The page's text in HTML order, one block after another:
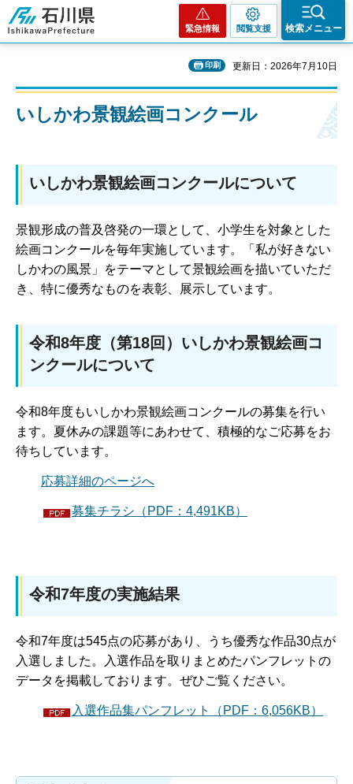
石川県
緊急情報 閲覧支援 検索メニュー
印刷 更新日：2026年7月10日
いしかわ景観絵画コンクール
いしかわ景観絵画コンクールについて
景観形成の普及啓発の一環として、小学生を対象とした
絵画コンクールを毎年実施しています。「私が好きない
しかわの風景」をテーマとして景観絵画を描いていただ
き、特に優秀なものを表彰、展示しています。
令和8年度（第18回）いしかわ景観絵画コ
ンクールについて
令和8年度もいしかわ景観絵画コンクールの募集を行い
ます。夏休みの課題等にあわせて、積極的なご応募をお
待ちしています。
応募詳細のページへ
募集チラシ（PDF：4,491KB）
令和7年度の実施結果
令和7年度は545点の応募があり、うち優秀な作品30点が
入選しました。入選作品を取りまとめたパンフレットの
データを掲載しております。ぜひご覧ください。
入選作品集パンフレット（PDF：6,056KB）